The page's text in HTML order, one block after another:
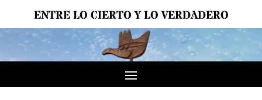
ENTRE LO CIERTO Y LO VERDADERO